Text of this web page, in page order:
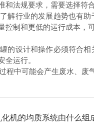
和法规要求，需要选择符
解行业的发展趋势也有
控制和更低的运行成本，
的设计和操作必须符合
全运行。
程中可能会产生废水、废
化机的均质系统由什么组